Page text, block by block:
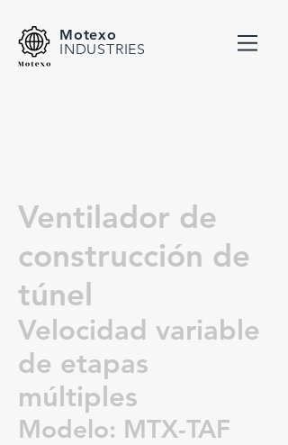
Motexo
INDUSTRIES
Ventilador de
construcción de
túnel
Velocidad variable
de etapas
múltiples
Modelo: MTX-TAF